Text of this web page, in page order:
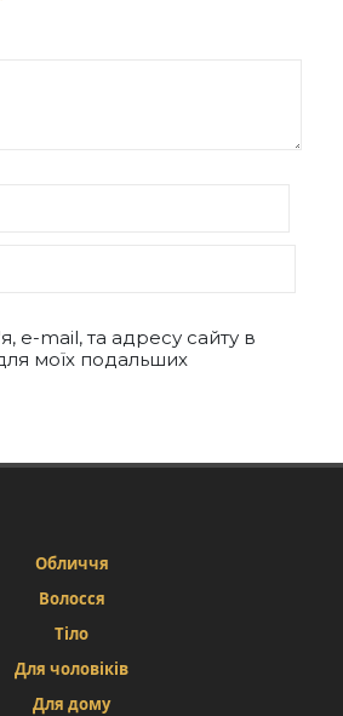
e-mail, та адресу сайту в
моїх подальших
Обличчя
Волосся
Тіло
Для чоловіків
Для дому